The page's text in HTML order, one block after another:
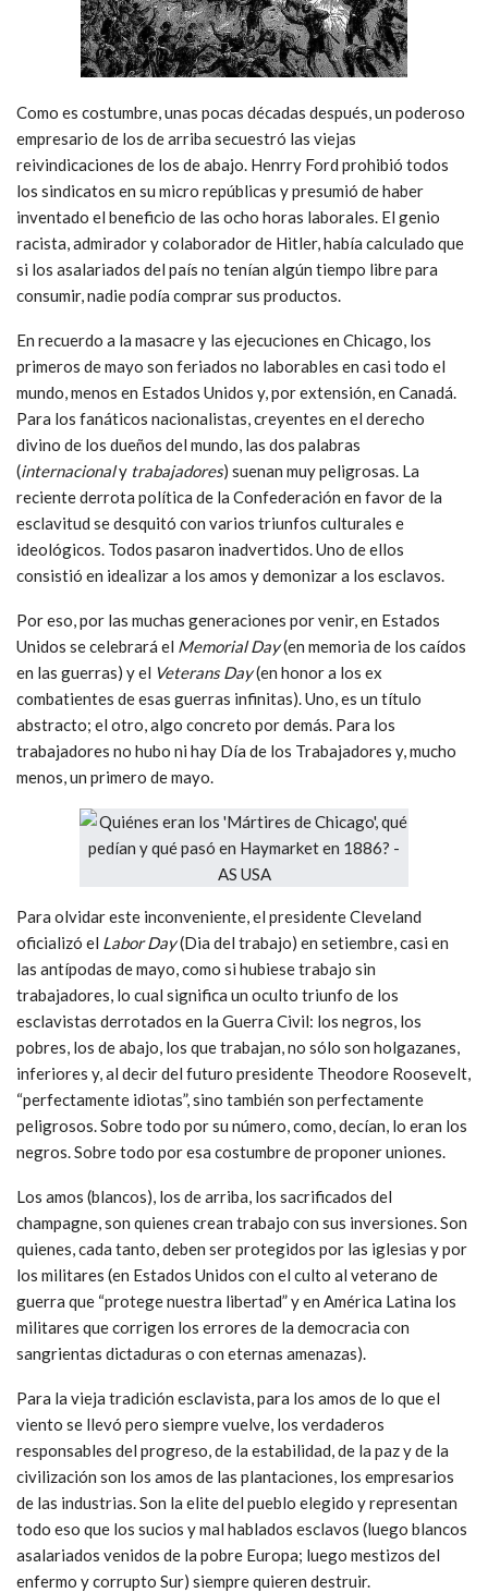
Como es costumbre, unas pocas décadas después, un poderoso
empresario de los de arriba secuestró las viejas
reivindicaciones de los de abajo. Henrry Ford prohibió todos
los sindicatos en su micro repúblicas y presumió de haber
inventado el beneficio de las ocho horas laborales. El genio
racista, admirador y colaborador de Hitler, había calculado que
si los asalariados del país no tenían algún tiempo libre para
consumir, nadie podía comprar sus productos.
En recuerdo a la masacre y las ejecuciones en Chicago, los
primeros de mayo son feriados no laborables en casi todo el
mundo, menos en Estados Unidos y, por extensión, en Canadá.
Para los fanáticos nacionalistas, creyentes en el derecho
divino de los dueños del mundo, las dos palabras
(internacionaly trabajadores) suenan muy peligrosas. La
reciente derrota política de la Confederación en favor de la
esclavitud se desquitó con varios triunfos culturales e
ideológicos. Todos pasaron inadvertidos. Uno de ellos
consistió en idealizar a los amos y demonizar a los esclavos.
Por eso, por las muchas generaciones por venir, en Estados
Unidos se celebrará el Memorial Day(en memoria de los caídos
en las guerras) y el Veterans Day(en honor a los ex
combatientes de esas guerras infinitas). Uno, es un título
abstracto; el otro, algo concreto por demás. Para los
trabajadores no hubo ni hay Día de los Trabajadores y, mucho
menos, un primero de mayo.
Para olvidar este inconveniente, el presidente Cleveland
oficializó el Labor Day(Dia del trabajo) en setiembre, casi en
las antípodas de mayo, como si hubiese trabajo sin
trabajadores, lo cual significa un oculto triunfo de los
esclavistas derrotados en la Guerra Civil: los negros, los
pobres, los de abajo, los que trabajan, no sólo son holgazanes,
inferiores y, al decir del futuro presidente Theodore Roosevelt,
“perfectamente idiotas”, sino también son perfectamente
peligrosos. Sobre todo por su número, como, decían, lo eran los
negros. Sobre todo por esa costumbre de proponer uniones.
Los amos (blancos), los de arriba, los sacrificados del
champagne, son quienes crean trabajo con sus inversiones. Son
quienes, cada tanto, deben ser protegidos por las iglesias y por
los militares (en Estados Unidos con el culto al veterano de
guerra que “protege nuestra libertad” y en América Latina los
militares que corrigen los errores de la democracia con
sangrientas dictaduras o con eternas amenazas).
Para la vieja tradición esclavista, para los amos de lo que el
viento se llevó pero siempre vuelve, los verdaderos
responsables del progreso, de la estabilidad, de la paz y de la
civilización son los amos de las plantaciones, los empresarios
de las industrias. Son la elite del pueblo elegido y representan
todo eso que los sucios y mal hablados esclavos (luego blancos
asalariados venidos de la pobre Europa; luego mestizos del
enfermo y corrupto Sur) siempre quieren destruir.